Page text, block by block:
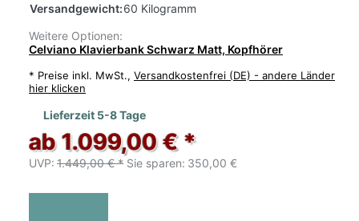
Versandgewicht:60 Kilogramm
Weitere Optionen:
Celviano Klavierbank Schwarz Matt, Kopfhörer
* Preise inkl. MwSt., Versandkostenfrei (DE) - andere Länder
hier klicken
Lieferzeit 5-8 Tage
ab 1.099,00 € *
UVP: 1.449,00 € * Sie sparen: 350,00 €